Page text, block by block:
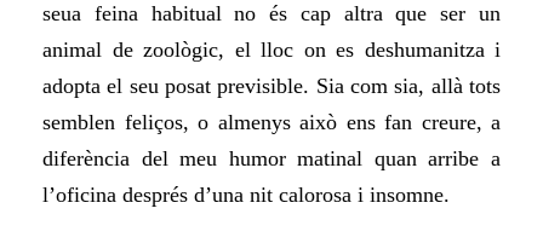
seua feina habitual no és cap altra que ser un
animal de zoològic, el lloc on es deshumanitza i
adopta el seu posat previsible. Sia com sia, allà tots
semblen feliços, o almenys això ens fan creure, a
diferència del meu humor matinal quan arribe a
l’oficina després d’una nit calorosa i insomne.